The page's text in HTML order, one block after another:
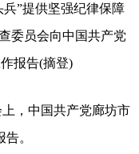
兵”提供坚强纪律保障
委员会向中国共产党
报告(摘登)
，中国共产党廊坊市
。